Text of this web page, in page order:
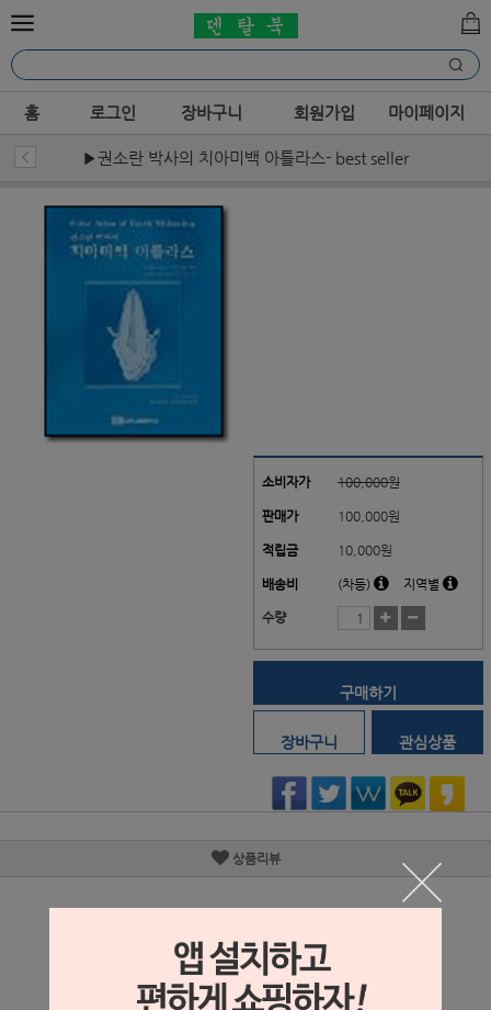
홈 로그인 장바구니 회원가입 마이페이지
▶권소란 박사의 치아미백 아틀라스- best seller
소비자가 100,000원
판매가 100,000원
적립금 10,000원
배송비 (차등) 지역별
수량
구매하기
장바구니 관심상품
상품리뷰
상세 정보를 확대해 보실 수 있습니다.